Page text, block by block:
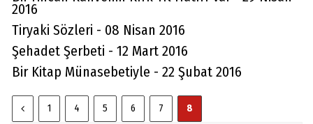
2016
Tiryaki Sözleri - 08 Nisan 2016
Şehadet Şerbeti - 12 Mart 2016
Bir Kitap Münasebetiyle - 22 Şubat 2016
1 4 5 6 7 8